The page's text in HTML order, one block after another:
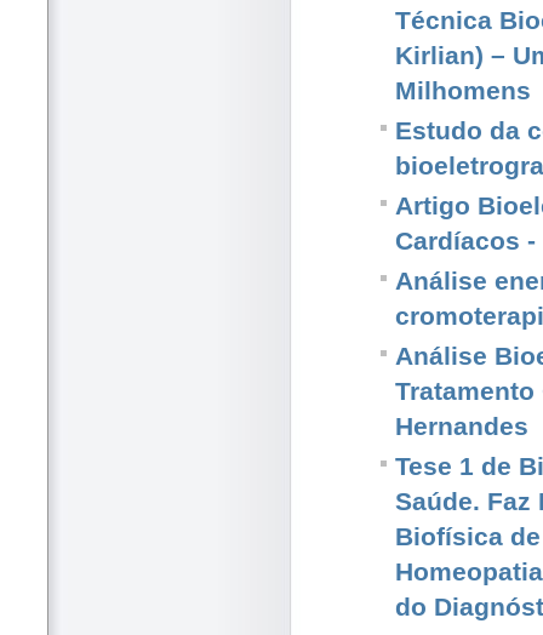
Técnica
Kirlian) –
Milhomens
Estudo da
Artigo
Cardíacos -
Análise
Análise
Hernandes
Tese 1 de
Saúde. Faz
Biofísica
do